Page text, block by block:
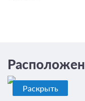
Раскрыть